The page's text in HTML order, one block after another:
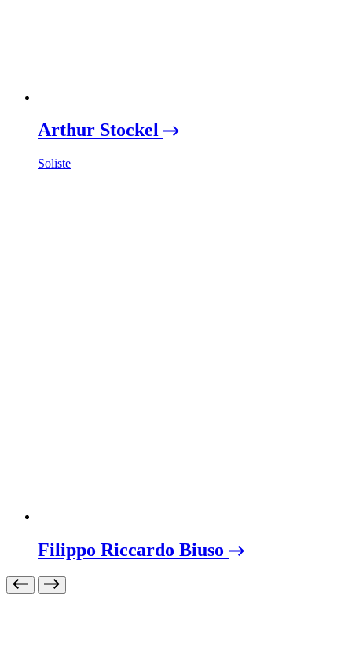
Arthur Stockel
Soliste
Filippo Riccardo Biuso